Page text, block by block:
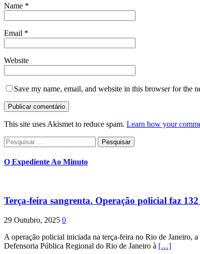
Name *
Email *
Website
Save my name, email, and website in this browser for the
This site uses Akismet to reduce spam. Learn how your
Pesquisar
por:
O Expediente Ao Minuto
Terça-feira sangrenta. Operação policial faz
29 Outubro, 2025 0
A operação policial iniciada na terça-feira no Rio de Janeiro,
Defensoria Pública Regional do Rio de Janeiro à […]